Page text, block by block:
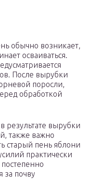
обычно возникает,
осваиваться.
После вырубки
поросли,
обработкой
результате вырубки
также важно
старый пень яблони
практически
за почву